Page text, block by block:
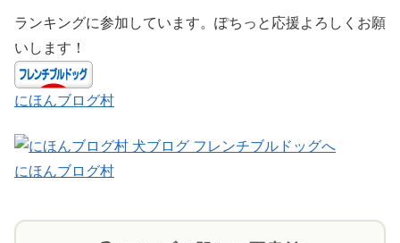
ランキングに参加しています。ぽちっと応援よろしくお願
いします！
にほんブログ村
にほんブログ村